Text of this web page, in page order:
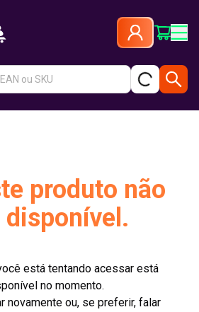
produto não
disponível.
está tentando acessar está
no momento.
novamente ou, se preferir, falar